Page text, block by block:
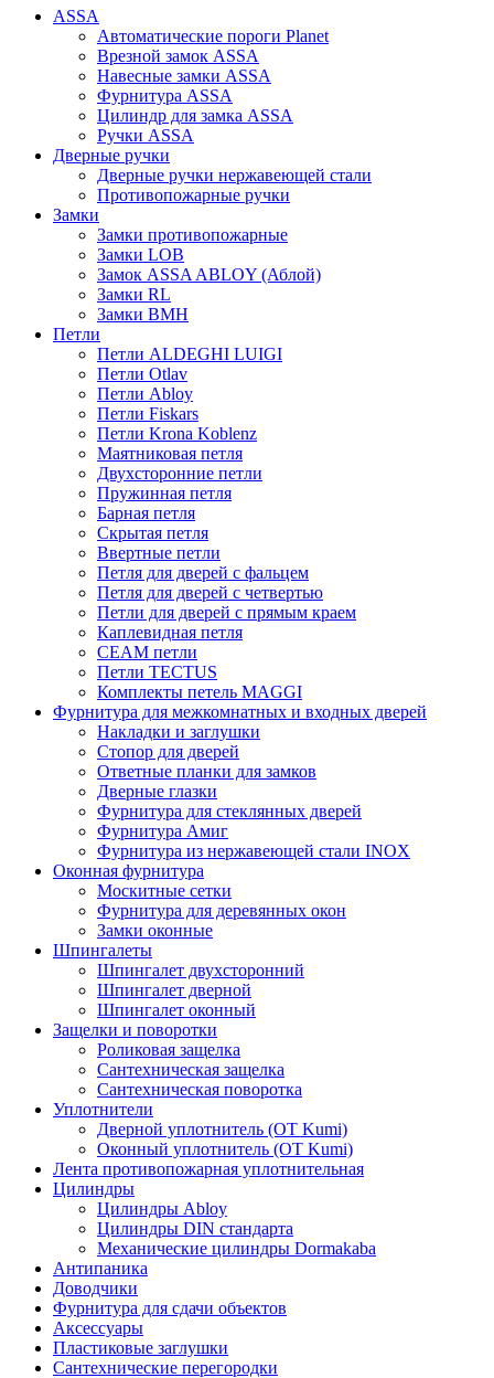
ASSA
Автоматические пороги Planet
Врезной замок ASSA
Навесные замки ASSA
Фурнитура ASSA
Цилиндр для замка ASSA
Ручки ASSA
Дверные ручки
Дверные ручки нержавеющей стали
Противопожарные ручки
Замки
Замки противопожарные
Замки LOB
Замок ASSA ABLOY (Аблой)
Замки RL
Замки BMH
Петли
Петли ALDEGHI LUIGI
Петли Otlav
Петли Abloy
Петли Fiskars
Петли Krona Koblenz
Маятниковая петля
Двухсторонние петли
Пружинная петля
Барная петля
Скрытая петля
Ввертные петли
Петля для дверей с фальцем
Петля для дверей с четвертью
Петли для дверей с прямым краем
Каплевидная петля
CEAM петли
Петли TECTUS
Комплекты петель MAGGI
Фурнитура для межкомнатных и входных дверей
Накладки и заглушки
Стопор для дверей
Ответные планки для замков
Дверные глазки
Фурнитура для стеклянных дверей
Фурнитура Амиг
Фурнитура из нержавеющей стали INOX
Оконная фурнитура
Москитные сетки
Фурнитура для деревянных окон
Замки оконные
Шпингалеты
Шпингалет двухсторонний
Шпингалет дверной
Шпингалет оконный
Защелки и поворотки
Роликовая защелка
Сантехническая защелка
Сантехническая поворотка
Уплотнители
Дверной уплотнитель (OT Kumi)
Оконный уплотнитель (OT Kumi)
Лента противопожарная уплотнительная
Цилиндры
Цилиндры Abloy
Цилиндры DIN стандарта
Механические цилиндры Dormakaba
Антипаника
Доводчики
Фурнитура для сдачи объектов
Аксессуары
Пластиковые заглушки
Сантехнические перегородки